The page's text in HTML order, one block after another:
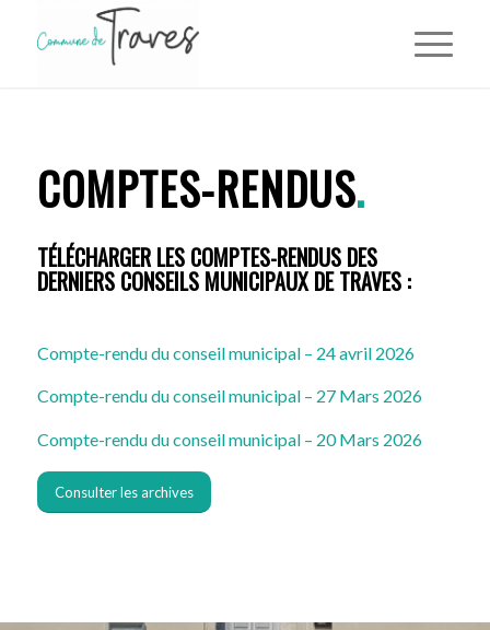
COMPTES-RENDUS.
TÉLÉCHARGER LES COMPTES-RENDUS DES
DERNIERS CONSEILS MUNICIPAUX DE TRAVES :
Compte-rendu du conseil municipal – 24 avril 2026
Compte-rendu du conseil municipal – 27 Mars 2026
Compte-rendu du conseil municipal – 20 Mars 2026
Consulter les archives